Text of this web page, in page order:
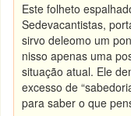
Este folheto
Sedevacantistas,
sirvo deleomo um
nisso apenas uma
situação atual. Ele
excesso de
para saber o que